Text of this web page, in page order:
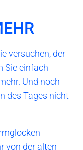
versuchen, der
Sie einfach
Und noch
des Tages nicht
von der alten